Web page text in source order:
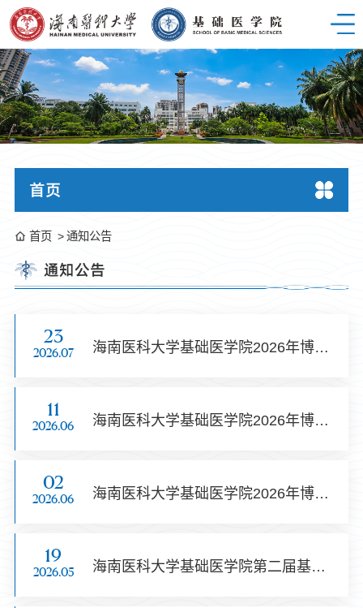
首页
首页 通知公告
通知公告
23
2026.07 海南医科大学基础医学院2026年博士后招收公告
11
2026.06 海南医科大学基础医学院2026年博士研究生招生考试复试通知
02
2026.06 海南医科大学基础医学院2026年博士研究生招生复试录取工作实施细则
19
2026.05 海南医科大学基础医学院第二届基础医学博士生学术论坛邀请您参加！